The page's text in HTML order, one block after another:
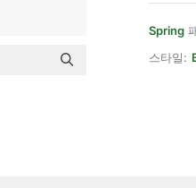
Spring
스타일: